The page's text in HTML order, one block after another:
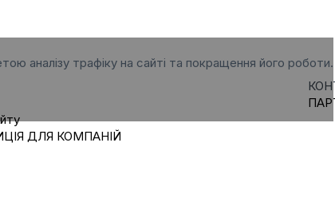
аналізу трафіку на сайті та покращення його роботи.
ДЛЯ КОМПАНІЙ